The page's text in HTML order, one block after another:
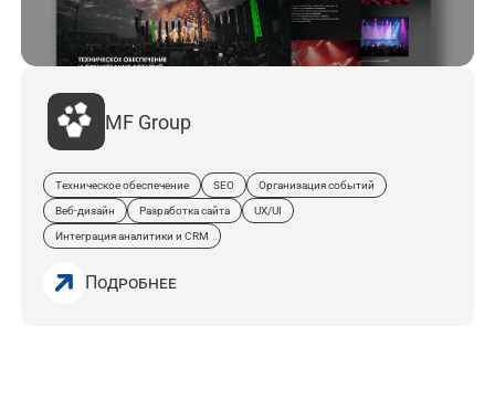
MF Group
Техническое обеспечение SEO Организация событий
Веб-дизайн Разработка сайта UX/UI
Интеграция аналитики и CRM
Подробнее